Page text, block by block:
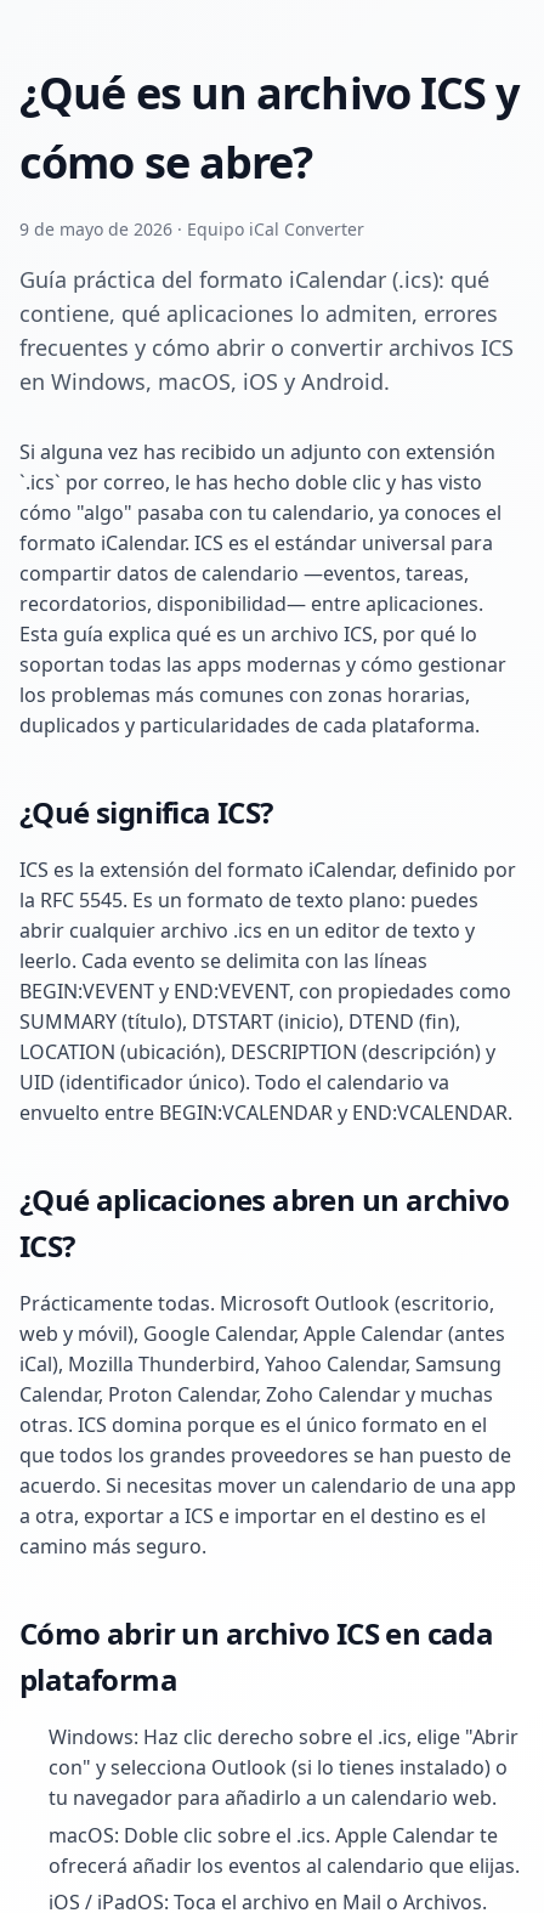
¿Qué es un archivo ICS y
cómo se abre?
9 de mayo de 2026 · Equipo iCal Converter
Guía práctica del formato iCalendar (.ics): qué
contiene, qué aplicaciones lo admiten, errores
frecuentes y cómo abrir o convertir archivos ICS
en Windows, macOS, iOS y Android.
Si alguna vez has recibido un adjunto con extensión
`.ics` por correo, le has hecho doble clic y has visto
cómo "algo" pasaba con tu calendario, ya conoces el
formato iCalendar. ICS es el estándar universal para
compartir datos de calendario —eventos, tareas,
recordatorios, disponibilidad— entre aplicaciones.
Esta guía explica qué es un archivo ICS, por qué lo
soportan todas las apps modernas y cómo gestionar
los problemas más comunes con zonas horarias,
duplicados y particularidades de cada plataforma.
¿Qué significa ICS?
ICS es la extensión del formato iCalendar, definido por
la RFC 5545. Es un formato de texto plano: puedes
abrir cualquier archivo .ics en un editor de texto y
leerlo. Cada evento se delimita con las líneas
BEGIN:VEVENT y END:VEVENT, con propiedades como
SUMMARY (título), DTSTART (inicio), DTEND (fin),
LOCATION (ubicación), DESCRIPTION (descripción) y
UID (identificador único). Todo el calendario va
envuelto entre BEGIN:VCALENDAR y END:VCALENDAR.
¿Qué aplicaciones abren un archivo
ICS?
Prácticamente todas. Microsoft Outlook (escritorio,
web y móvil), Google Calendar, Apple Calendar (antes
iCal), Mozilla Thunderbird, Yahoo Calendar, Samsung
Calendar, Proton Calendar, Zoho Calendar y muchas
otras. ICS domina porque es el único formato en el
que todos los grandes proveedores se han puesto de
acuerdo. Si necesitas mover un calendario de una app
a otra, exportar a ICS e importar en el destino es el
camino más seguro.
Cómo abrir un archivo ICS en cada
plataforma
Windows: Haz clic derecho sobre el .ics, elige "Abrir
con" y selecciona Outlook (si lo tienes instalado) o
tu navegador para añadirlo a un calendario web.
macOS: Doble clic sobre el .ics. Apple Calendar te
ofrecerá añadir los eventos al calendario que elijas.
iOS / iPadOS: Toca el archivo en Mail o Archivos.